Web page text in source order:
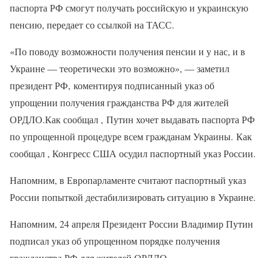
паспорта РФ смогут получать российскую и украинскую
пенсию, передает со ссылкой на ТАСС.
«По поводу возможности получения пенсии и у нас, и в
Украине — теоретически это возможно», — заметил
президент РФ, коментируя подписанный указ об
упрощении получения гражданства РФ для жителей
ОРДЛО.Как сообщал , Путин хочет выдавать паспорта РФ
по упрощенной процедуре всем гражданам Украины. Как
сообщал , Конгресс США осудил паспортный указ России.
Напомним, в Европарламенте считают паспортный указ
России попыткой дестабилизировать ситуацию в Украине.
Напомним, 24 апреля Президент России Владимир Путин
подписал указ об упрощенном порядке получения